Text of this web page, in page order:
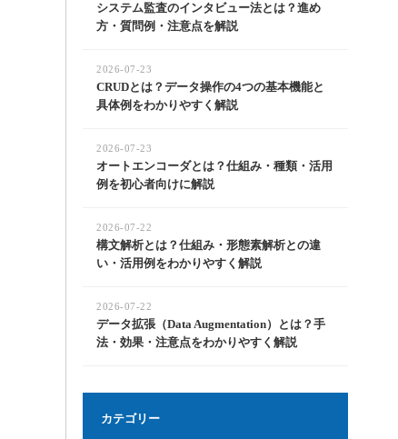
システム監査のインタビュー法とは？進め
方・質問例・注意点を解説
CRUDとは？データ操作の4つの基本機能と
具体例をわかりやすく解説
2026-07-23
オートエンコーダとは？仕組み・種類・活用
例を初心者向けに解説
2026-07-23
構文解析とは？仕組み・形態素解析との違
い・活用例をわかりやすく解説
2026-07-22
データ拡張（Data Augmentation）とは？手
法・効果・注意点をわかりやすく解説
2026-07-22
カテゴリー